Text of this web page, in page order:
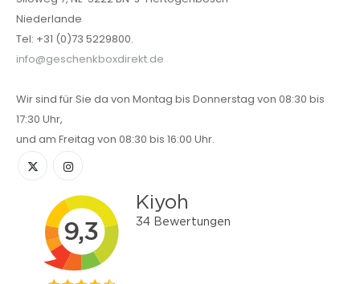
Niederlande
Tel: +31 (0)73 5229800.
info@geschenkboxdirekt.de
Wir sind für Sie da von Montag bis Donnerstag von 08:30 bis
17:30 Uhr,
und am Freitag von 08:30 bis 16:00 Uhr.